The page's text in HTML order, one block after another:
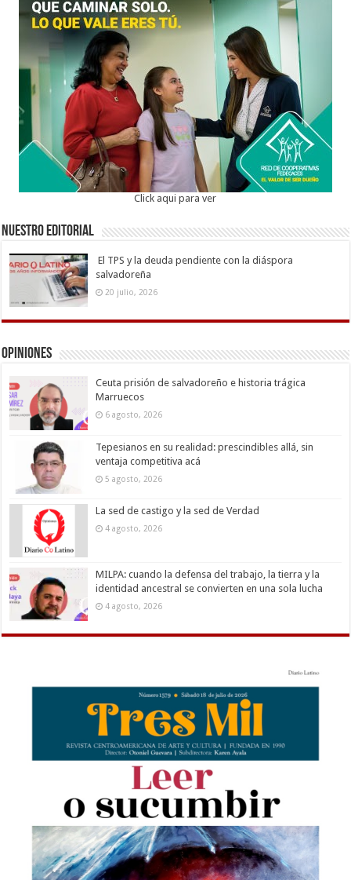
Click aqui para ver
Nuestro Editorial
El TPS y la deuda pendiente con la diáspora
salvadoreña
20 julio, 2026
Opiniones
Ceuta prisión de salvadoreño e historia trágica
Marruecos
6 agosto, 2026
Tepesianos en su realidad: prescindibles allá, sin
ventaja competitiva acá
5 agosto, 2026
La sed de castigo y la sed de Verdad
4 agosto, 2026
MILPA: cuando la defensa del trabajo, la tierra y la
identidad ancestral se convierten en una sola lucha
4 agosto, 2026